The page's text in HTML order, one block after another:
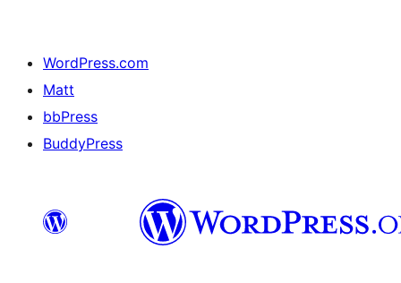
WordPress.com
Matt
bbPress
BuddyPress